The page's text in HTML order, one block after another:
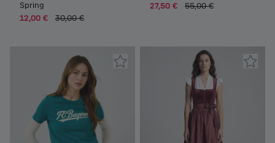
Spring
12,00 €
30,00 €
27,50 €
55,00 €